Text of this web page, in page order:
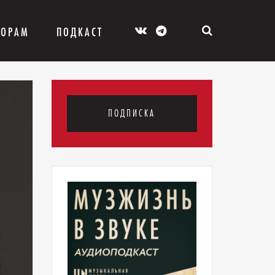
ПОДКАСТ
ПОДПИСКА